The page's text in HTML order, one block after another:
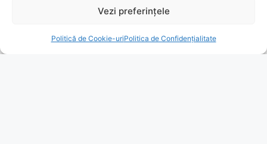
Vezi preferințele
Politică de Cookie-uriPolitica de Confidențialitate